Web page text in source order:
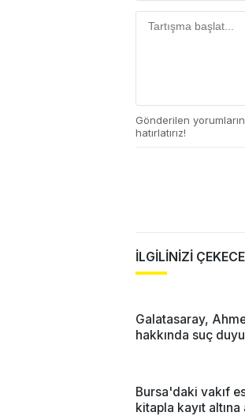
Gönderilen
hatırlatırız!
İLGİLİNİZİ
Galatasaray,
hakkında suç
Bursa'daki vakıf
kitapla kayıt altına